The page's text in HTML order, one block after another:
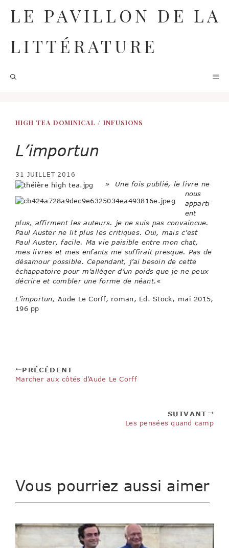
contenu
LE PAVILLON DE LA
LITTÉRATURE
HIGH TEA DOMINICAL / INFUSIONS
L’importun
31 JUILLET 2016
» Une fois publié, le livre ne
nous
apparti
ent
plus, affirment les auteurs. je ne suis pas convaincue.
Paul Auster ne lit plus les critiques. Oui, mais c’est
Paul Auster, facile. Ma vie paisible entre mon chat,
mes livres et mes enfants me suffirait presque. Pas de
désamour possible. Cependant, j’ai besoin de cette
échappatoire pour m’alléger d’un poids que je ne peux
décrire et combler une forme de néant.«
L’importun, Aude Le Corff, roman, Ed. Stock, mai 2015,
196 pp
PRÉCÉDENT
Marcher aux côtés d’Aude Le Corff
SUIVANT
Les pensées quand camp
Vous pourriez aussi aimer